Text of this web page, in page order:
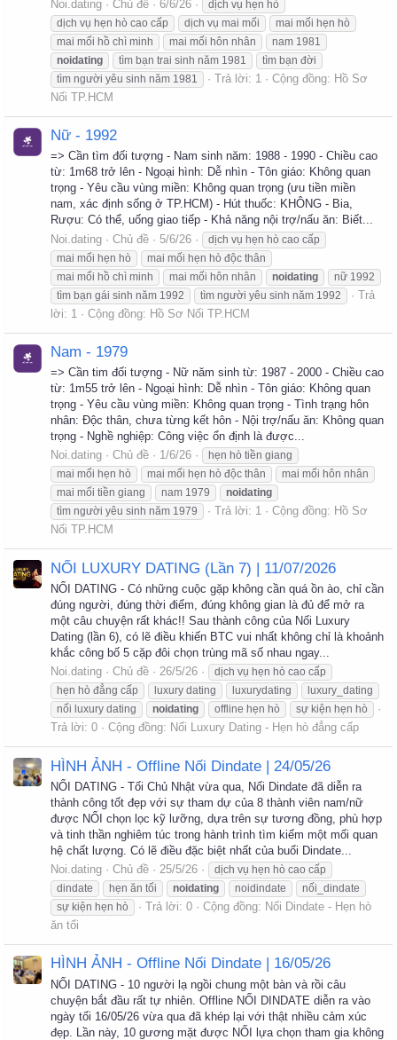
Noi.dating Chủ đề 6/6/26
dịch vụ hẹn hò
dịch vụ hẹn hò cao cấp
dịch vụ mai mối
mai mối hẹn hò
mai mối hồ chì minh
mai mối hôn nhân
nam 1981
noidating
tìm bạn trai sinh năm 1981
tìm bạn đời
tìm người yêu sinh năm 1981
Trả lời: 1 Cộng đồng: Hồ Sơ
Nối TP.HCM
Nữ - 1992
=> Cần tìm đối tượng - Nam sinh năm: 1988 - 1990 - Chiều cao
từ: 1m68 trở lên - Ngoại hình: Dễ nhìn - Tôn giáo: Không quan
trọng - Yêu cầu vùng miền: Không quan trọng (ưu tiền miền
nam, xác định sống ở TP.HCM) - Hút thuốc: KHÔNG - Bia,
Rượu: Có thể, uống giao tiếp - Khả năng nội trợ/nấu ăn: Biết...
Noi.dating
Chủ đề 5/6/26
dịch vụ hẹn hò cao cấp
mai mối hẹn hò
mai mối hẹn hò độc thân
mai mối hồ chì minh
mai mối hôn nhân noidating
nữ 1992
tìm bạn gái sinh năm 1992
tìm người yêu sinh năm 1992
Trả
lời: 1
Cộng đồng: Hồ Sơ Nối TP.HCM
Nam - 1979
=> Cần tim đối tượng - Nữ năm sinh từ: 1987 - 2000 - Chiều cao
từ: 1m55 trở lên - Ngoại hình: Dễ nhìn - Tôn giáo: Không quan
trọng - Yêu cầu vùng miền: Không quan trọng - Tình trạng hôn
nhân: Độc thân, chưa từng kết hôn - Nội trợ/nấu ăn: Không quan
trọng - Nghề nghiệp: Công việc ổn định là được...
Noi.dating
Chủ đề 1/6/26
hẹn hò tiền giang
mai mối hẹn hò
mai mối hẹn hò độc thân
mai mối hôn nhân
mai mối tiền giang
nam 1979
noidating
tìm người yêu sinh năm 1979
Trả lời: 1 Cộng đồng: Hồ Sơ
Nối TP.HCM
NỐI LUXURY DATING (Lần 7) | 11/07/2026
NỐI DATING - Có những cuộc gặp không cần quá ồn ào, chỉ cần
đúng người, đúng thời điểm, đúng không gian là đủ để mở ra
một câu chuyện rất khác!! Sau thành công của Nối Luxury
Dating (lần 6), có lẽ điều khiến BTC vui nhất không chỉ là khoảnh
khắc công bố 5 cặp đôi chọn trùng mã số nhau ngay...
Noi.dating
Chủ đề 26/5/26
dịch vụ hẹn hò cao cấp
hẹn hò đẳng cấp
luxury dating luxurydating
luxury_dating
nối luxury dating
noidating offline hẹn hò sự kiện hẹn hò
Trả lời: 0 Cộng đồng: Nối Luxury Dating - Hẹn hò đẳng cấp
HÌNH ẢNH - Offline Nối Dindate | 24/05/26
NỐI DATING - Tối Chủ Nhật vừa qua, Nối Dindate đã diễn ra
thành công tốt đẹp với sự tham dự của 8 thành viên nam/nữ
được NỐI chọn lọc kỹ lưỡng, dựa trên sự tương đồng, phù hợp
và tinh thần nghiêm túc trong hành trình tìm kiếm một mối quan
hệ chất lượng. Có lẽ điều đặc biệt nhất của buổi Dindate...
Noi.dating
Chủ đề 25/5/26
dịch vụ hẹn hò cao cấp
dindate
hẹn ăn tối noidating noidindate
nối_dindate
sự kiện hẹn hò
Trả lời: 0 Cộng đồng: Nối Dindate - Hẹn hò
ăn tối
HÌNH ẢNH - Offline Nối Dindate | 16/05/26
NỐI DATING - 10 người lạ ngồi chung một bàn và rồi câu
chuyện bắt đầu rất tự nhiên. Offline NỐI DINDATE diễn ra vào
ngày tối 16/05/26 vừa qua đã khép lại với thật nhiều cảm xúc
đẹp. Lần này, 10 gương mặt được NỐI lựa chọn tham gia không